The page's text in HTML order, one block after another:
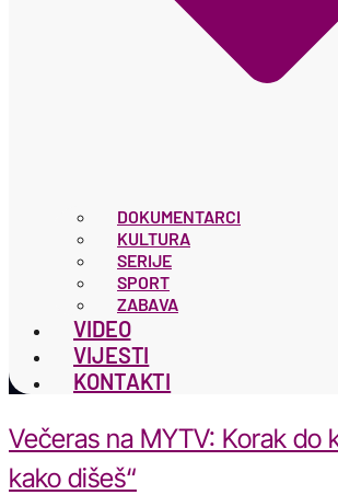
DOKUMENTARCI
KULTURA
SERIJE
SPORT
ZABAVA
VIDEO
VIJESTI
KONTAKTI
Večeras na MYTV: Korak do
kako dišeš“